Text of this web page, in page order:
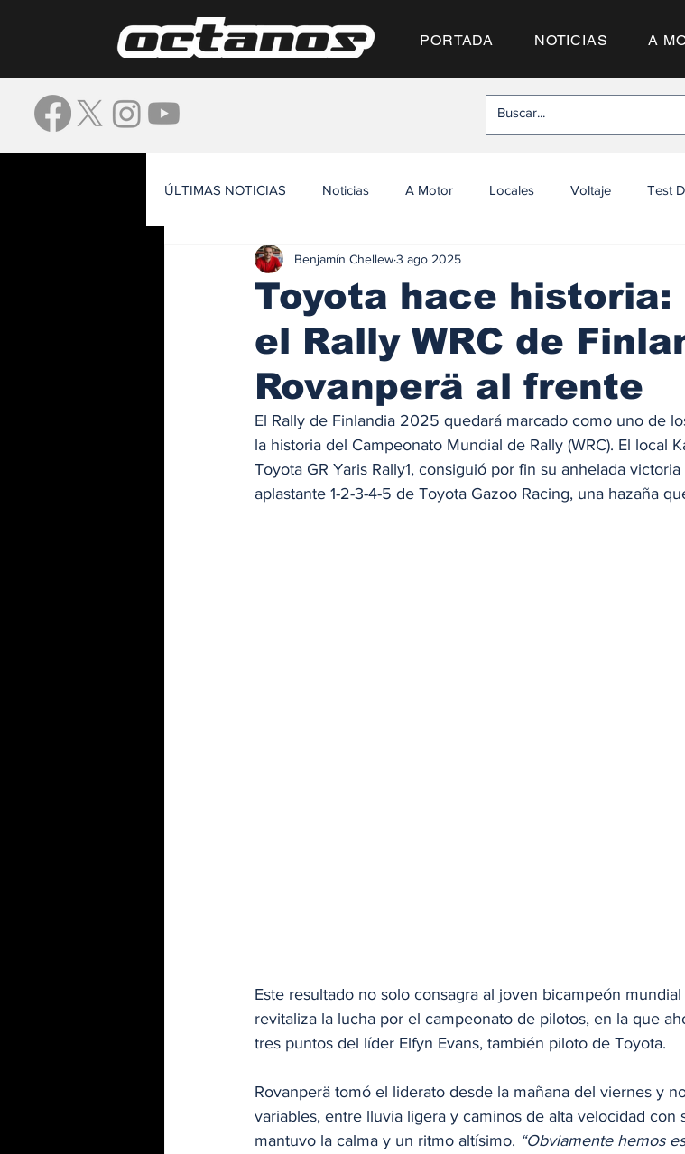
PORTADA NOTICIAS A
ÚLTIMAS NOTICIAS Noticias A Motor Locales Voltaje Test
Toyota hace historia:
el Rally WRC de
Rovanperä al frente
Benjamín Chellew3 ago 2025
El Rally de Finlandia 2025 quedará marcado como uno de
la historia del Campeonato Mundial de Rally (WRC). El local
Toyota GR Yaris Rally1, consiguió por fin su anhelada
aplastante 1-2-3-4-5 de Toyota Gazoo Racing, una hazaña
Este resultado no solo consagra al joven bicampeón
revitaliza la lucha por el campeonato de pilotos, en la que
tres puntos del líder Elfyn Evans, también piloto de Toyota.
Rovanperä tomó el liderato desde la mañana del viernes y
variables, entre lluvia ligera y caminos de alta velocidad con
mantuvo la calma y un ritmo altísimo. “Obviamente hemos